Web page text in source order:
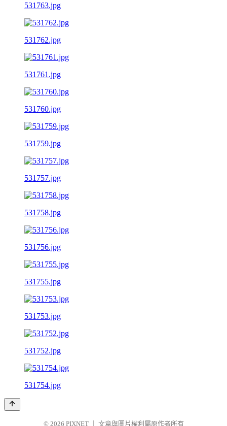
531763.jpg
531762.jpg
531761.jpg
531760.jpg
531759.jpg
531757.jpg
531758.jpg
531756.jpg
531755.jpg
531753.jpg
531752.jpg
531754.jpg
© 2026 PIXNET 文章與圖片權利屬原作者所有